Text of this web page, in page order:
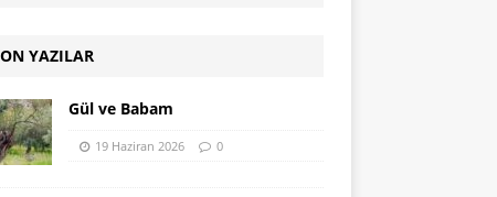
YAZILAR
Gül ve Babam
19 Haziran 2026 0